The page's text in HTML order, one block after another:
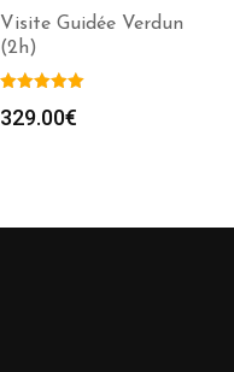
Visite Guidée Verdun
(2h)
329.00€